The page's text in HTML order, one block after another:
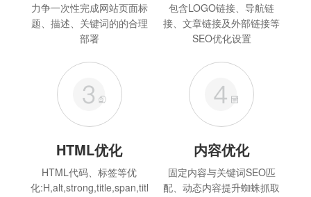
力争一次性完成网站页面标
题、描述、关键词的的合理
部署
包含LOGO链接、导航链
接、文章链接及外部链接等
SEO优化设置
HTML优化
HTML代码、标签等优
化:H,alt,strong,title,span,titl
内容优化
固定内容与关键词SEO匹
配、动态内容提升蜘蛛抓取